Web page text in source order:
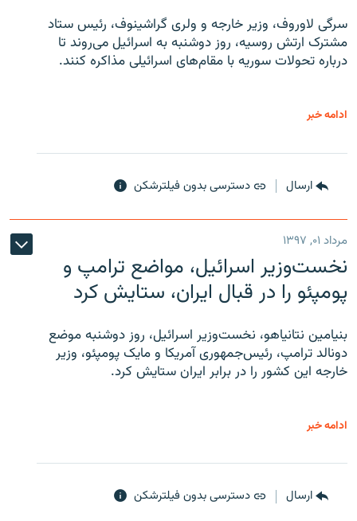
سرگی لاوروف، وزیر خارجه و ولری گراشینوف، رئیس ستاد
مشترک ارتش روسیه، روز دوشنبه به اسرائیل می‌روند تا
درباره تحولات سوریه با مقام‌های اسرائیلی مذاکره کنند.
ادامه خبر
ارسال دسترسی بدون فیلترشکن
مرداد ۰۱, ۱۳۹۷
نخست‌وزیر اسرائیل، مواضع ترامپ و
پومپئو را در قبال ایران، ستایش کرد
بنیامین نتانیاهو، نخست‌وزیر اسرائیل، روز دوشنبه موضع
دونالد ترامپ، رئیس‌جمهوری آمریکا و مایک پومپئو، وزیر
خارجه این کشور را در برابر ایران ستایش کرد.
ادامه خبر
ارسال دسترسی بدون فیلترشکن